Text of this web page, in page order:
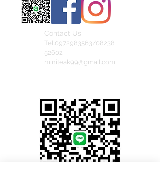
Contact Us
Tel.0972983563/08238
52602
miniteak99@gmail.com